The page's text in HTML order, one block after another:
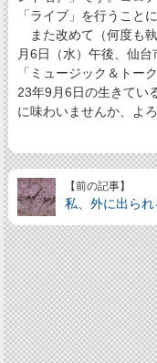
「ライブ」を行うことに
また改めて（何度も
月6日（水）午後、仙
「ミュージック＆トー
23年9月6日の生きてい
に味わいませんか、よ
【前の記事】
私、外に出られ